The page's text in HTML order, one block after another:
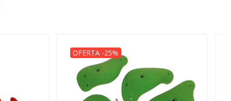
OFERTA -25%